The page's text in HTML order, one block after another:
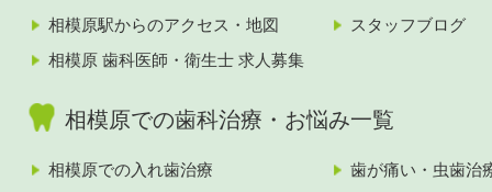
相模原駅からのアクセス・地図
スタッフブログ
相模原 歯科医師・衛生士 求人募集
相模原での歯科治療・お悩み一覧
相模原での入れ歯治療
歯が痛い・虫歯治